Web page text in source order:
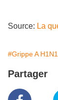
Source: La
#Grippe A H1N1
Partager